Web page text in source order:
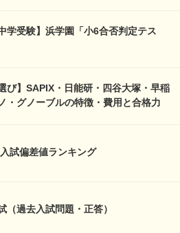
学受験】浜学園「小6合否判定テス
び】SAPIX・日能研・四谷大塚・早稲
・グノーブルの特徴・費用と合格力
試偏差値ランキング
（過去入試問題・正答）